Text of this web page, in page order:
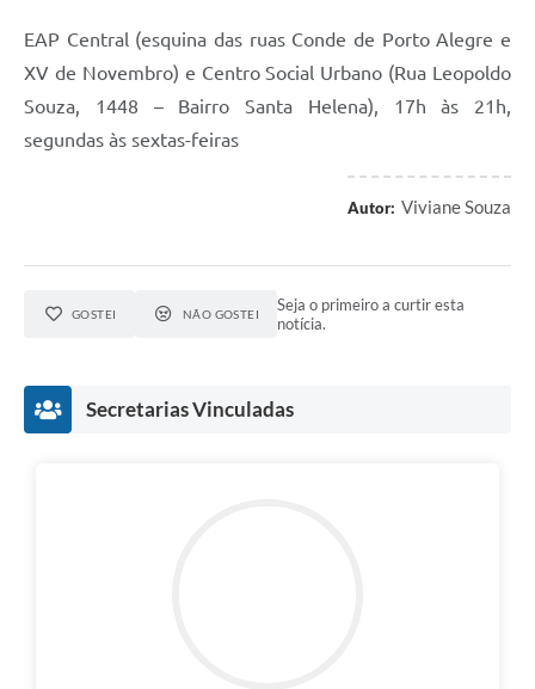
EAP Central (esquina das ruas Conde de Porto Alegre e
XV de Novembro) e Centro Social Urbano (Rua Leopoldo
Souza, 1448 – Bairro Santa Helena), 17h às 21h,
segundas às sextas-feiras
Autor: Viviane Souza
GOSTEI NÃO GOSTEI
Seja o primeiro a curtir esta
notícia.
Secretarias Vinculadas